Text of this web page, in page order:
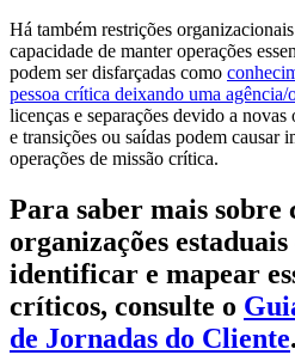
Há também restrições
capacidade de manter operações
podem ser disfarçadas como
pessoa crítica deixando uma agência/
licenças e separações devido a
e transições ou saídas podem causar
operações de missão crítica.
Para saber mais sobre
organizações
identificar e mapear
críticos, consulte o
de Jornadas do Cliente.